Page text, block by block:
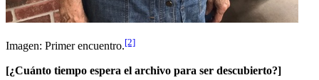
Imagen: Primer encuentro.[2]
[¿Cuánto tiempo espera el archivo para ser descubierto?]